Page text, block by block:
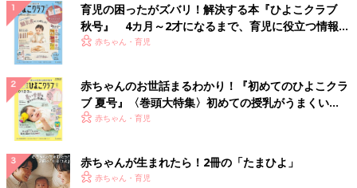
育児の困ったがズバリ！解決する本『ひよこクラブ
秋号』 4カ月～2才になるまで、育児に役立つ情報が
いっぱい！
赤ちゃん・育児
赤ちゃんのお世話まるわかり！『初めてのひよこクラ
ブ 夏号』〈巻頭大特集〉初めての授乳がうまくい
く！ おっぱい・ミルクの基本と夏のトラブル 解決テ
赤ちゃん・育児
赤ちゃんが生まれたら！2冊の「たまひよ」
赤ちゃん・育児